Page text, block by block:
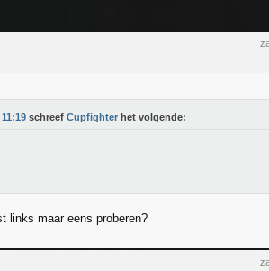
schreef Cupfighter het volgende:
links maar eens proberen?